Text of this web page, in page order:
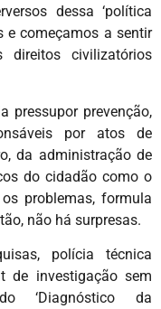
dessa ‘política
e começamos a sentir
civilizatórios
pressupor prevenção,
por atos de
da administração de
do cidadão como o
problemas, formula
não há surpresas.
polícia técnica
de investigação sem
‘Diagnóstico da